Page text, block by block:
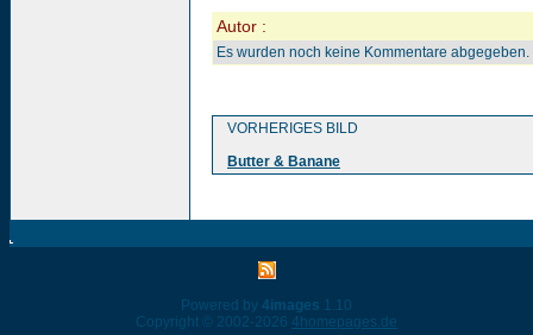
Autor :
Es wurden noch keine Kommentare abgegeben.
VORHERIGES BILD
Butter & Banane
Powered by 4images 1.10
Copyright © 2002-2026 4homepages.de